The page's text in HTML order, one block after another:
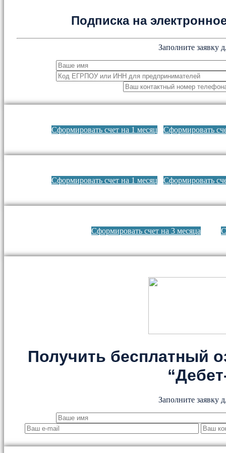
Подписка на
Заполните заявку
Сформировать счет на 1 месяц Сформировать
Сформировать счет на 1 месяц Сформировать
Сформировать счет на 3 месяца
Получить бесплатный
Заполните заявку